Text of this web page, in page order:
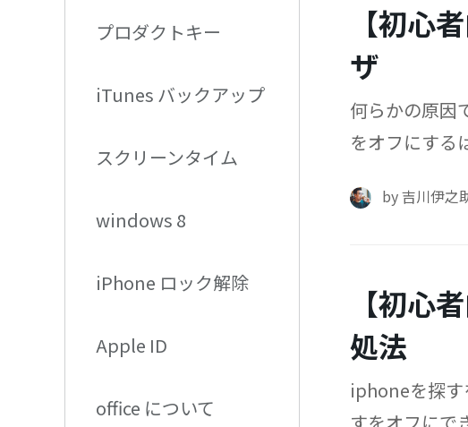
プロダクトキー
iTunes バックアップ
スクリーンタイム
windows 8
iPhone ロック解除
Apple ID
office について
【初心
ザ
何らかの原因
をオフにする
by吉川伊之
【初心
処法
iphoneを探